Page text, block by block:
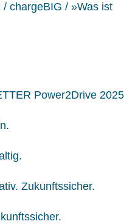
chargeBIG / »Was ist
Power2Drive 2025
Zukunftssicher.